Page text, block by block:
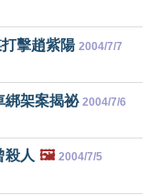
擊趙紫陽 2004/7/7
綁架案揭祕 2004/7/6
殺人 🖼️ 2004/7/5